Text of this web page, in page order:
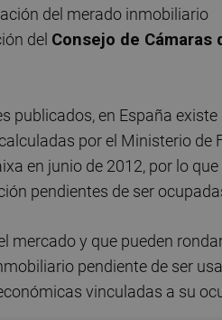
del merado inmobiliario
del Consejo de Cámaras
publicados, en España existe
por el Ministerio de
en junio de 2012, por lo que
pendientes de ser
mercado y que pueden
pendiente de ser
vinculadas a su